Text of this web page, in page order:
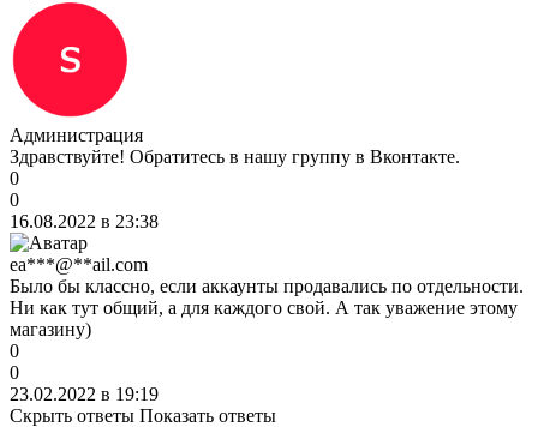
Администрация
Здравствуйте! Обратитесь в нашу группу в Вконтакте.
0
0
16.08.2022 в 23:38
ea***@**ail.com
Было бы классно, если аккаунты продавались по отдельности.
Ни как тут общий, а для каждого свой. А так уважение этому
магазину)
0
0
23.02.2022 в 19:19
Скрыть ответы Показать ответы